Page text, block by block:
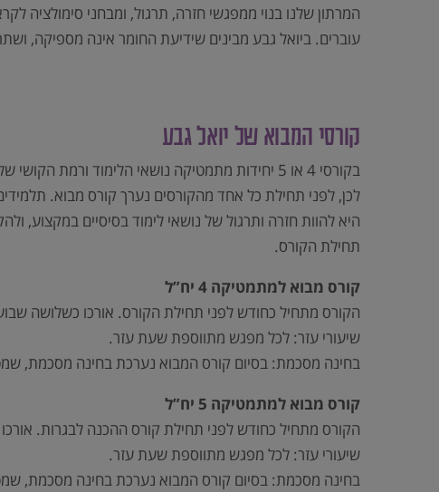
המרתון שלנו בנוי ממפגשי חזרה, תרגול, ומבחני
עוברים. ביואל גבע מבינים שידיעת החומר אינה מספיקה,
קורסי המבוא של יואל גבע
בקורסי 4 או 5 יחידות מתמטיקה נושאי הלימוד
לכן, לפני תחילת כל אחד מהקורסים נערך קורס מבוא.
היא להוות חזרה ותרגול של נושאי לימוד בסיסיים
תחילת הקורס.
קורס מבוא למתמטיקה 4 יח”ל
הקורס מתחיל כחודש לפני תחילת הקורס. אורכו כשלושה
שיעורי עזר: לכל מפגש מתווספת שעת עזר.
בחינה מסכמת: בסיום קורס המבוא נערכת בחינה מסכמת,
קורס מבוא למתמטיקה 5 יח”ל
הקורס מתחיל כחודש לפני תחילת קורס ההכנה לבגרות. אורכו
שיעורי עזר: לכל מפגש מתווספת שעת עזר.
בחינה מסכמת: בסיום קורס המבוא נערכת בחינה מסכמת,